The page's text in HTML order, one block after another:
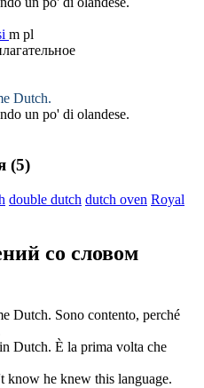
m pl
Dutch.
un po' di olandese.
(5)
double dutch dutch oven Royal
со словом
Dutch. Sono contento, perché
Dutch. È la prima volta che
know he knew this language.